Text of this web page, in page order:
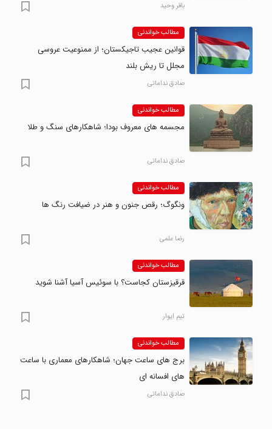
باقر وحید
مطالب خواندنی
قوانین عجیب تاجیکستان؛ از ممنوعیت عروسی
مجلل تا ریش بلند
صادق نداماتی
مطالب خواندنی
مجسمه های معروف بودا؛ شاهکارهای سنگ و طلا
صادق نداماتی
مطالب خواندنی
ونگوگ؛ رقص جنون و هنر در ضیافت رنگ ها
رضا علمی
مطالب خواندنی
قرقیزستان کجاست؟ با سوئیس آسیا آشنا شوید
تیم ایوار
مطالب خواندنی
برج های ساعت جهان؛ شاهکارهای معماری با ساعت
های افسانه ای
صادق نداماتی